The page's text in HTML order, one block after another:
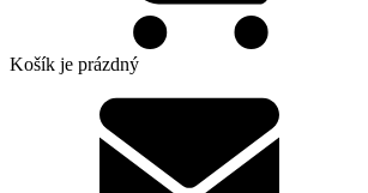
Košík je prázdný